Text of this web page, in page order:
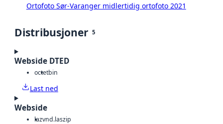
Ortofoto Sør-Varanger midlertidig ortofoto 2021
Distribusjoner 5
Webside DTED
octetbin
Last ned
Webside
lazvnd.laszip